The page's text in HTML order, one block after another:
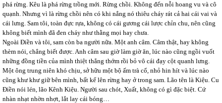
phá rừng. Kêu là phá rừng trồng mới. Rừng chồi. Không đến nỗi hoang vu và cô
quạnh. Nhưng vì là rừng chồi nên có khi nắng nó thiêu cháy rát cả hai cái vai và
cái lưng. Sam tôi, toàn đực rựa, không có cái gương cái lược chỉn chu, nên cũng
không biết mình đã đen cháy như thằng mọi hay chưa.
Ngoài Điền và tôi, sam còn ba người nữa. Một anh câm. Câm thật, hay không
thèm nói, chẳng biết được. Anh câm sau giờ làm giờ ăn, lúc nào cũng ngồi vuốt
những đồng tiền của mình thiệt thẳng thớm rồi bỏ vô cái đạy cột quanh lưng.
Một ông trung niên khó chịu, sở hữu một bộ ấm trà cổ, nhỏ hin hít và lúc nào
cũng khư khư giữ bên mình, bất kể lên rừng hay ở trong sam. Lão tên là Kiệu. Cu
Điền nói lén, lão Kênh Kiệu. Người sau chót, Xuất, không có gì đặc biệt. Cứ
nhàn nhạt nhờn nhợt, lắt lay cái bóng…